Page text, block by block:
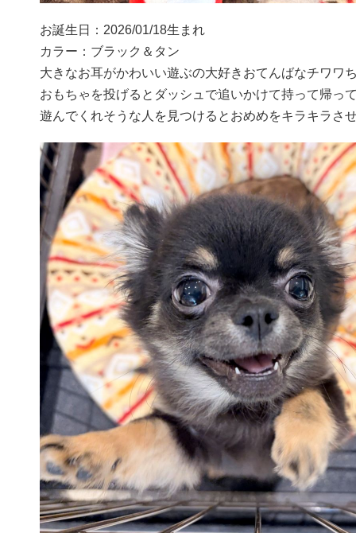
お誕生日：2026/01/18生まれ
カラー：ブラック＆タン
大きなお耳がかわいい遊ぶの大好きおてんばなチワワ
おもちゃを投げるとダッシュで追いかけて持って帰っ
遊んでくれそうな人を見つけるとおめめをキラキラ